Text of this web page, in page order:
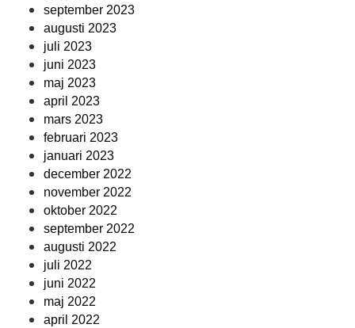
september 2023
augusti 2023
juli 2023
juni 2023
maj 2023
april 2023
mars 2023
februari 2023
januari 2023
december 2022
november 2022
oktober 2022
september 2022
augusti 2022
juli 2022
juni 2022
maj 2022
april 2022